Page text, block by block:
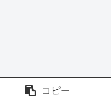
コピー